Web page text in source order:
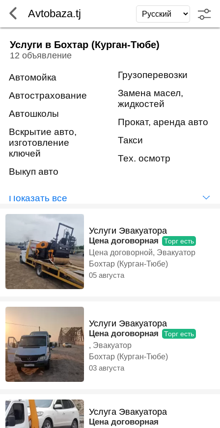
Avtobaza.tj
Услуги в Бохтар (Курган-Тюбе)
12 объявление
Автомойка
Автострахование
Автошколы
Вскрытие авто,
изготовление
ключей
Выкуп авто
Грузоперевозки
Замена масел,
жидкостей
Прокат, аренда авто
Такси
Тех. осмотр
Показать всё
Услуги Эвакуатора
Цена договорная Торг есть
Цена договорной, Эвакуатор
Бохтар (Курган-Тюбе)
05 августа
Услуги Эвакуатора
Цена договорная Торг есть
, Эвакуатор
Бохтар (Курган-Тюбе)
03 августа
Услуга Эвакуатора
Цена договорная